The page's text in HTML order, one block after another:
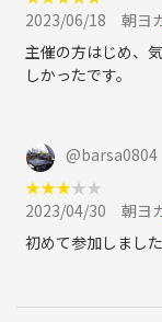
2023/06/18
朝ヨガ
主催の方はじめ、
しかったです。
@barsa0804
★★★★★
2023/04/30
朝ヨガ
初めて参加しまし